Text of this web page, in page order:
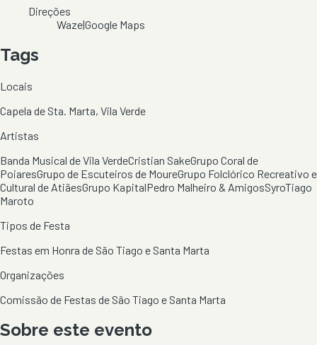
Direções
Waze|Google Maps
Tags
Locais
Capela de Sta. Marta, Vila Verde
Artistas
Banda Musical de Vila VerdeCristian SakeGrupo Coral de
PoiaresGrupo de Escuteiros de MoureGrupo Folclórico Recreativo e
Cultural de AtiãesGrupo KapitalPedro Malheiro & AmigosSyroTiago
Maroto
Tipos de Festa
Festas em Honra de São Tiago e Santa Marta
Organizações
Comissão de Festas de São Tiago e Santa Marta
Sobre este evento